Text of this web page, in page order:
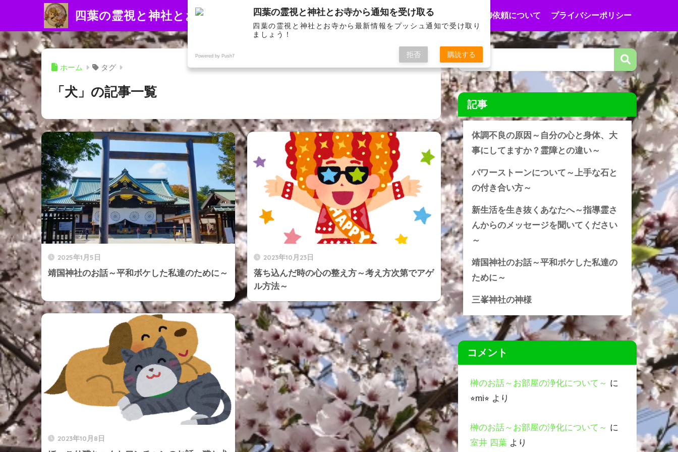
四葉の霊視と神社とお寺 お問い合わせ 御依頼について プライバシーポリシー
ホーム タグ
「犬」の記事一覧
2025年1月5日
靖国神社のお話～平和ボケした私達のために～
2023年10月23日
落ち込んだ時の心の整え方～考え方次第でアゲ
ル方法～
2023年10月8日
記事
体調不良の原因～自分の心と身体、大
事にしてますか？霊障との違い～
パワーストーンについて～上手な石と
の付き合い方～
新生活を生き抜くあなたへ～指導霊さ
んからのメッセージを聞いてください
～
靖国神社のお話～平和ボケした私達の
ために～
三峯神社の神様
コメント
榊のお話～お部屋の浄化について～ に
⭐︎mi⭐︎ より
榊のお話～お部屋の浄化について～ に
室井 四葉 より
四葉の霊視と神社とお寺から通知を受け取る
四葉の霊視と神社とお寺から最新情報をプッシュ通知で受け取り
ましょう！
Powered by Push7 拒否 購読する